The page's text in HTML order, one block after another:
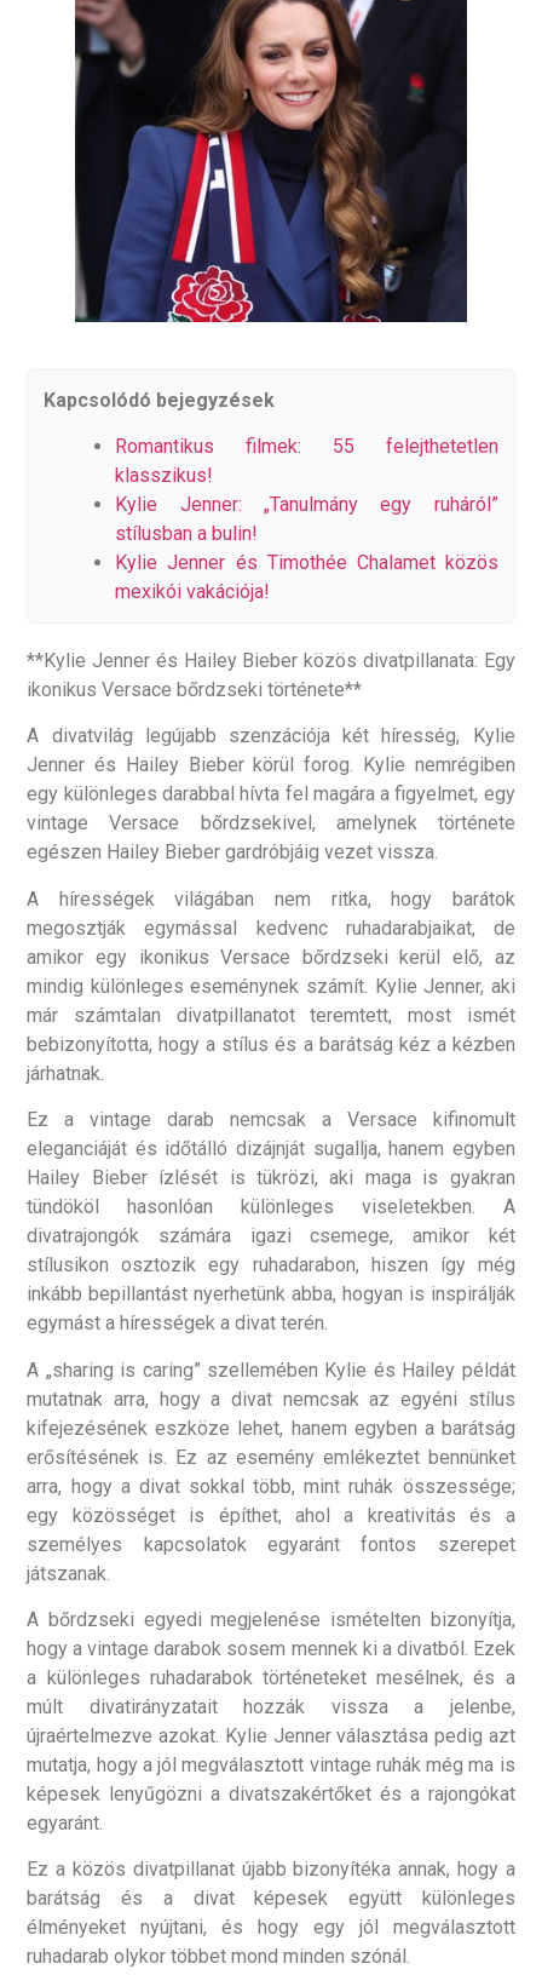
Kapcsolódó bejegyzések
Romantikus filmek: 55 felejthetetlen
klasszikus!
Kylie Jenner: „Tanulmány egy ruháról”
stílusban a bulin!
Kylie Jenner és Timothée Chalamet közös
mexikói vakációja!
**Kylie Jenner és Hailey Bieber közös divatpillanata: Egy
ikonikus Versace bőrdzseki története**
A divatvilág legújabb szenzációja két híresség, Kylie
Jenner és Hailey Bieber körül forog. Kylie nemrégiben
egy különleges darabbal hívta fel magára a figyelmet, egy
vintage Versace bőrdzsekivel, amelynek története
egészen Hailey Bieber gardróbjáig vezet vissza.
A hírességek világában nem ritka, hogy barátok
megosztják egymással kedvenc ruhadarabjaikat, de
amikor egy ikonikus Versace bőrdzseki kerül elő, az
mindig különleges eseménynek számít. Kylie Jenner, aki
már számtalan divatpillanatot teremtett, most ismét
bebizonyította, hogy a stílus és a barátság kéz a kézben
járhatnak.
Ez a vintage darab nemcsak a Versace kifinomult
eleganciáját és időtálló dizájnját sugallja, hanem egyben
Hailey Bieber ízlését is tükrözi, aki maga is gyakran
tündököl hasonlóan különleges viseletekben. A
divatrajongók számára igazi csemege, amikor két
stílusikon osztozik egy ruhadarabon, hiszen így még
inkább bepillantást nyerhetünk abba, hogyan is inspirálják
egymást a hírességek a divat terén.
A „sharing is caring” szellemében Kylie és Hailey példát
mutatnak arra, hogy a divat nemcsak az egyéni stílus
kifejezésének eszköze lehet, hanem egyben a barátság
erősítésének is. Ez az esemény emlékeztet bennünket
arra, hogy a divat sokkal több, mint ruhák összessége;
egy közösséget is építhet, ahol a kreativitás és a
személyes kapcsolatok egyaránt fontos szerepet
játszanak.
A bőrdzseki egyedi megjelenése ismételten bizonyítja,
hogy a vintage darabok sosem mennek ki a divatból. Ezek
a különleges ruhadarabok történeteket mesélnek, és a
múlt divatirányzatait hozzák vissza a jelenbe,
újraértelmezve azokat. Kylie Jenner választása pedig azt
mutatja, hogy a jól megválasztott vintage ruhák még ma is
képesek lenyűgözni a divatszakértőket és a rajongókat
egyaránt.
Ez a közös divatpillanat újabb bizonyítéka annak, hogy a
barátság és a divat képesek együtt különleges
élményeket nyújtani, és hogy egy jól megválasztott
ruhadarab olykor többet mond minden szónál.